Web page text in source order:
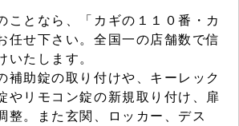
ことなら、「カギの１１０番・カ
任せ下さい。全国一の店舗数で信
いたします。
補助錠の取り付けや、キーレック
やリモコン錠の新規取り付け、扉
整。また玄関、ロッカー、デス